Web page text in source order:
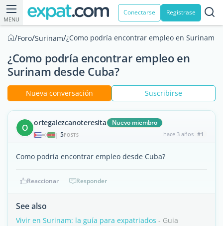
MENU
Conectarse Registrase
/Foro/Surinam/¿Como podría encontrar empleo en Surinam
¿Como podría encontrar empleo en
Surinam desde Cuba?
Nueva conversación Suscribirse
O ortegalezcanoteresita Nuevo miembro
| 5POSTS hace 3 años #1
Como podría encontrar empleo desde Cuba?
Reaccionar Responder
See also
Vivir en Surinam: la guía para expatriados - Guia